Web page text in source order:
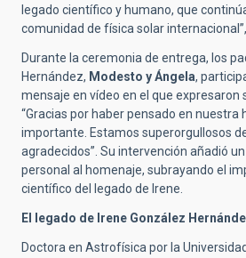
legado científico y humano, que
comunidad de física solar
Durante la ceremonia de entrega, los
Hernández, Modesto y Ángela,
mensaje en vídeo en el que expresaron
“Gracias por haber pensado en nuestra
importante. Estamos superorgullosos
agradecidos”. Su intervención añadió
personal al homenaje, subrayando el
científico del legado de Irene.
El legado de Irene González
Doctora en Astrofísica por la